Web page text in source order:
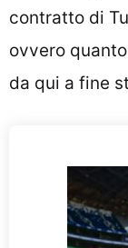
contratto di
ovvero
da qui a fine